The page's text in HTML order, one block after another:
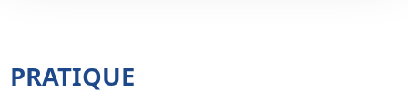
PRATIQUE